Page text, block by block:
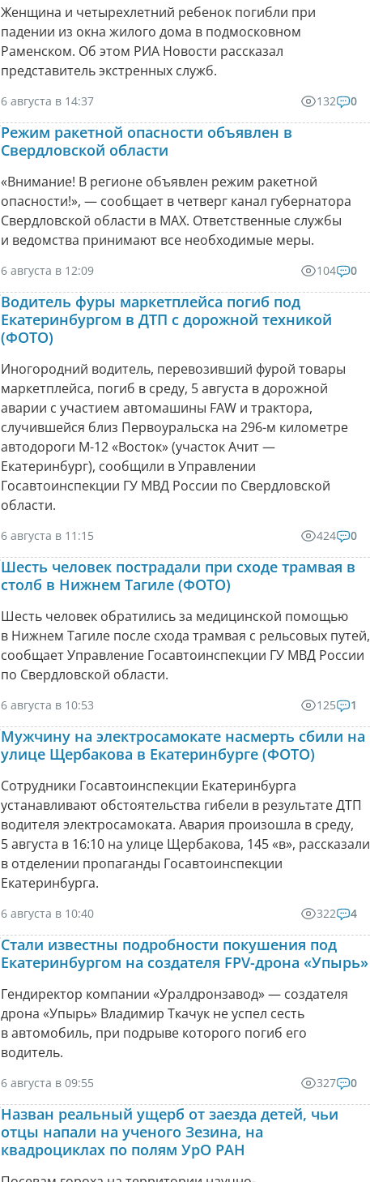
Женщина и четырехлетний ребенок погибли при
падении из окна жилого дома в подмосковном
Раменском. Об этом РИА Новости рассказал
представитель экстренных служб.
6 августа в 14:37 132 0
Режим ракетной опасности объявлен в
Свердловской области
«Внимание! В регионе объявлен режим ракетной
опасности!», — сообщает в четверг канал губернатора
Свердловской области в МАХ. Ответственные службы
и ведомства принимают все необходимые меры.
6 августа в 12:09 104 0
Водитель фуры маркетплейса погиб под
Екатеринбургом в ДТП с дорожной техникой
(ФОТО)
Иногородний водитель, перевозивший фурой товары
маркетплейса, погиб в среду, 5 августа в дорожной
аварии с участием автомашины FAW и трактора,
случившейся близ Первоуральска на 296-м километре
автодороги М-12 «Восток» (участок Ачит —
Екатеринбург), сообщили в Управлении
Госавтоинспекции ГУ МВД России по Свердловской
области.
6 августа в 11:15 424 0
Шесть человек пострадали при сходе трамвая в
столб в Нижнем Тагиле (ФОТО)
Шесть человек обратились за медицинской помощью
в Нижнем Тагиле после схода трамвая с рельсовых путей,
сообщает Управление Госавтоинспекции ГУ МВД России
по Свердловской области.
6 августа в 10:53 125 1
Мужчину на электросамокате насмерть сбили на
улице Щербакова в Екатеринбурге (ФОТО)
Сотрудники Госавтоинспекции Екатеринбурга
устанавливают обстоятельства гибели в результате ДТП
водителя электросамоката. Авария произошла в среду,
5 августа в 16:10 на улице Щербакова, 145 «в», рассказали
в отделении пропаганды Госавтоинспекции
Екатеринбурга.
6 августа в 10:40 322 4
Стали известны подробности покушения под
Екатеринбургом на создателя FPV-дрона «Упырь»
Гендиректор компании «Уралдронзавод» — создателя
дрона «Упырь» Владимир Ткачук не успел сесть
в автомобиль, при подрыве которого погиб его
водитель.
6 августа в 09:55 327 0
Назван реальный ущерб от заезда детей, чьи
отцы напали на ученого Зезина, на
квадроциклах по полям УрО РАН